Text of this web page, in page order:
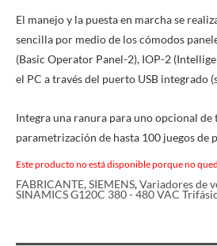
El manejo y la puesta en marcha se
sencilla por medio de los cómodos
(Basic Operator Panel-2), IOP-2
el PC a través del puerto USB integrado
Integra una ranura para uno opcional de
parametrización de hasta 100 juegos de
Este producto no está disponible porque no
FABRICANTE,SIEMENS,Variadores de
SINAMICS G120C 380 - 480 VAC